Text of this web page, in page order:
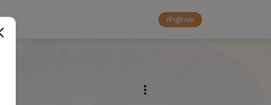
เข้าสู่ระบบ